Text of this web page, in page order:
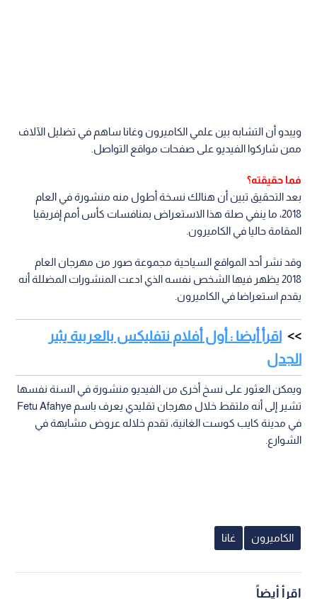
ويبدو أن التشابه بين علمي الكاميرون وغانا ساهم في تضليل الآلاف
ممن شاركوا الفيديو على صفحات مواقع التواصل.
فما حقيقته؟
بعد التحقيق تبين أن هنالك نسخة أطول منه منشورة في العام
2018، ما ينفي صلة هذا الاستعراض بمنافسات كأس أمم إفريقيا
المقامة حاليا في الكاميرون.
وقد نشر أحد المواقع السياحية مجموعة صور من مهرجان العام
2018 يظهر فيها الشخص نفسه الذي ادعت المنشورات المضللة أنه
يقدم استعراضا في الكاميرون.
اقرأ أيضا : أول أفلام نتفليكس بالعربية يثير
الجدل
ويمكن العثور على نسخ أخرى من الفيديو منشورة في السنة نفسها
تشير إلى أنه ملتقط خلال مهرجان تقليدي يعرف باسم Fetu Afahye
في مدينة كايب كوست الغانية، تقدم خلاله عروض مشابهة في
الشوارع.
الكاميرون غانا
اقرأ أيضاً